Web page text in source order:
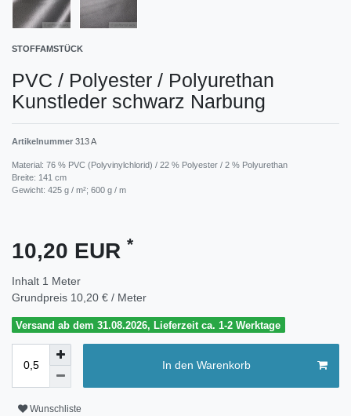
STOFFAMSTÜCK
PVC / Polyester / Polyurethan
Kunstleder schwarz Narbung
Artikelnummer 313 A
Material: 76 % PVC (Polyvinylchlorid) / 22 % Polyester / 2 % Polyurethan
Breite: 141 cm
Gewicht: 425 g / m²; 600 g / m
10,20 EUR *
Inhalt 1 Meter
Grundpreis 10,20 € / Meter
Versand ab dem 31.08.2026, Lieferzeit ca. 1-2 Werktage
In den Warenkorb
Wunschliste